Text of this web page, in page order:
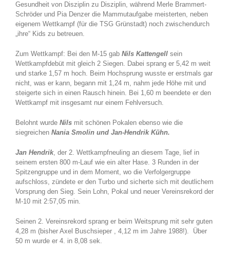
Gesundheit von Disziplin zu Disziplin, während Merle Brammert-
Schröder und Pia Denzer die Mammutaufgabe meisterten, neben
eigenem Wettkampf (für die TSG Grünstadt) noch zwischendurch
„ihre“ Kids zu betreuen.
Zum Wettkampf: Bei den M-15 gab Nils Kattengell sein
Wettkampfdebüt mit gleich 2 Siegen. Dabei sprang er 5,42 m weit
und starke 1,57 m hoch. Beim Hochsprung wusste er erstmals gar
nicht, was er kann, begann mit 1,24 m, nahm jede Höhe mit und
steigerte sich in einen Rausch hinein. Bei 1,60 m beendete er den
Wettkampf mit insgesamt nur einem Fehlversuch.
Belohnt wurde Nils mit schönen Pokalen ebenso wie die
siegreichen Nania Smolin und Jan-Hendrik Kühn.
Jan Hendrik, der 2. Wettkampfneuling an diesem Tage, lief in
seinem ersten 800 m-Lauf wie ein alter Hase. 3 Runden in der
Spitzengruppe und in dem Moment, wo die Verfolgergruppe
aufschloss, zündete er den Turbo und sicherte sich mit deutlichem
Vorsprung den Sieg. Sein Lohn, Pokal und neuer Vereinsrekord der
M-10 mit 2:57,05 min.
Seinen 2. Vereinsrekord sprang er beim Weitsprung mit sehr guten
4,28 m (bisher Axel Buschsieper , 4,12 m im Jahre 1988!). Über
50 m wurde er 4. in 8,08 sek.